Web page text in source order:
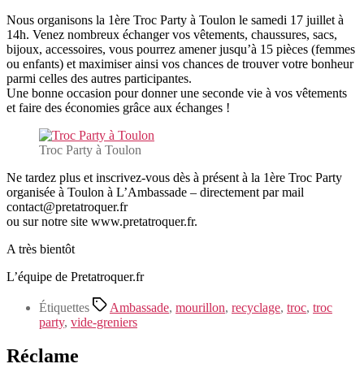
Nous organisons la 1ère Troc Party à Toulon le samedi 17 juillet à
14h. Venez nombreux échanger vos vêtements, chaussures, sacs,
bijoux, accessoires, vous pourrez amener jusqu’à 15 pièces (femmes
ou enfants) et maximiser ainsi vos chances de trouver votre bonheur
parmi celles des autres participantes.
Une bonne occasion pour donner une seconde vie à vos vêtements
et faire des économies grâce aux échanges !
Troc Party à Toulon
Ne tardez plus et inscrivez-vous dès à présent à la 1ère Troc Party
organisée à Toulon à L’Ambassade – directement par mail
contact@pretatroquer.fr
ou sur notre site www.pretatroquer.fr.
A très bientôt
L’équipe de Pretatroquer.fr
Étiquettes Ambassade, mourillon, recyclage, troc, troc
party, vide-greniers
Réclame